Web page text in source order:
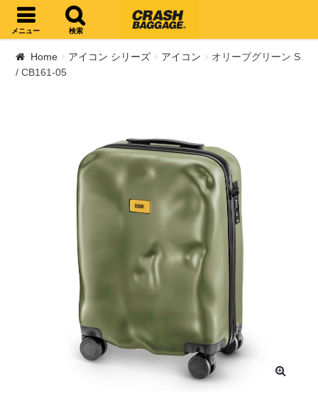
ナビゲーションへスキップ
コンテンツへスキップ
メニュー 検索
Home アイコン シリーズ アイコン
オリーブグリーン S
/ CB161-05